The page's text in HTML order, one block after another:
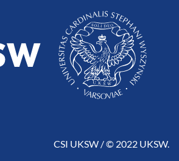
CSI UKSW / © 2022 UKSW.